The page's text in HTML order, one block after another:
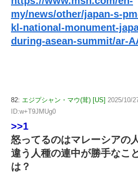
my/news/other/japan-s-
kl-national-monument-
during-asean-summit/ar-
82: エジプシャン・マウ(茸) [US] 2025/10/
ID:w+T9JMUg0
>>1
怒ってるのはマレーシアの
違う人種の連中が勝手なこ
は？